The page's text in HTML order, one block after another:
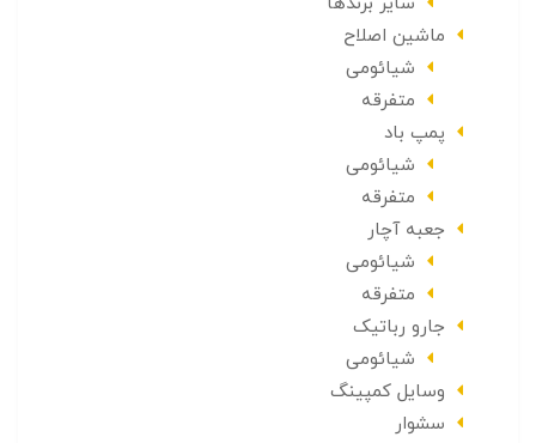
ماشین اصلاح
شیائومی
متفرقه
پمپ باد
شیائومی
متفرقه
جعبه آچار
شیائومی
متفرقه
جارو رباتیک
شیائومی
وسایل کمپینگ
سشوار